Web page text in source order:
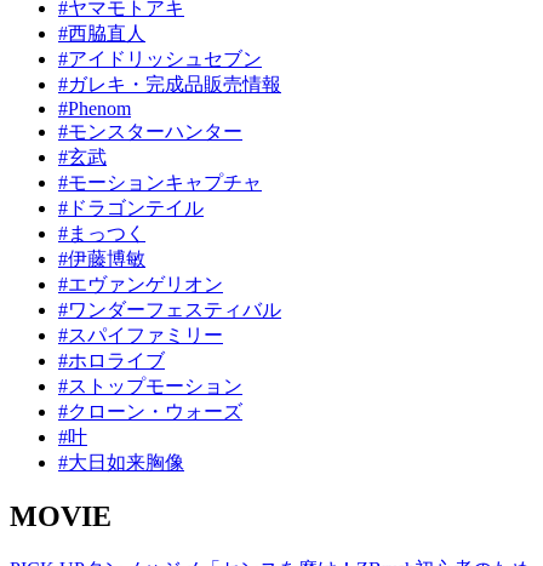
#ヤマモトアキ
#西脇直人
#アイドリッシュセブン
#ガレキ・完成品販売情報
#Phenom
#モンスターハンター
#玄武
#モーションキャプチャ
#ドラゴンテイル
#まっつく
#伊藤博敏
#エヴァンゲリオン
#ワンダーフェスティバル
#スパイファミリー
#ホロライブ
#ストップモーション
#クローン・ウォーズ
#叶
#大日如来胸像
MOVIE